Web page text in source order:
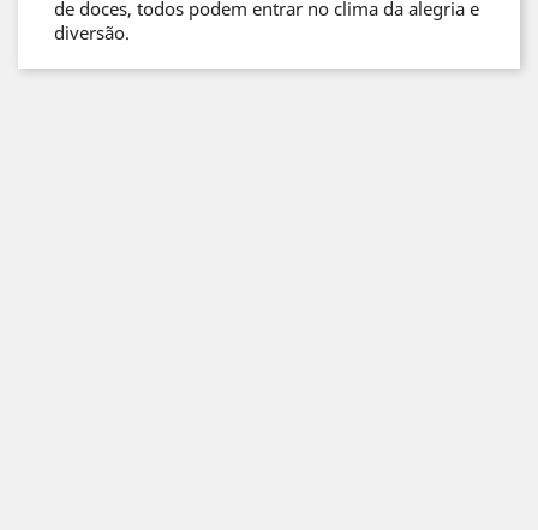
de doces, todos podem entrar no clima da alegria e
diversão.